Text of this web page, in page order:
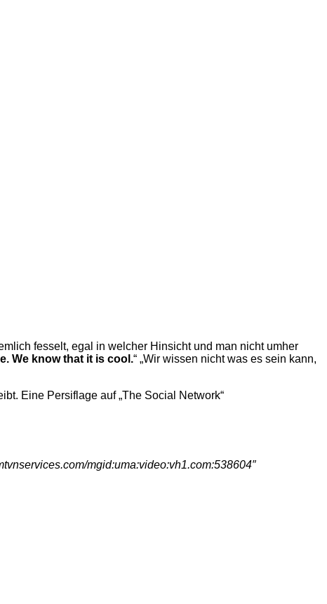
fesselt, egal in welcher Hinsicht und man nicht umher
We know that it is cool.“ „Wir wissen nicht was es sein kann,
Eine Persiflage auf „The Social Network“
mgid:uma:video:vh1.com:538604″